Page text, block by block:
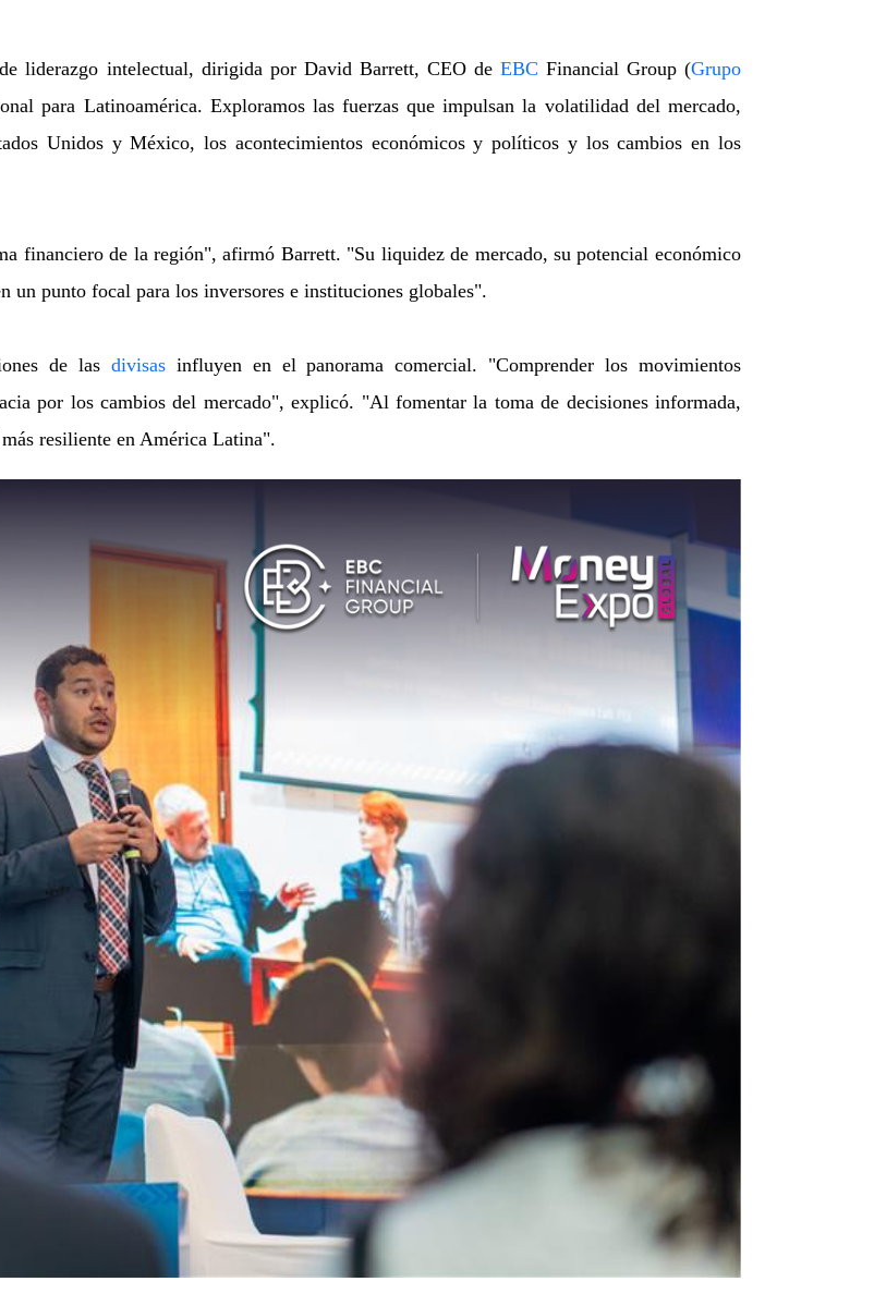
liderazgo intelectual, dirigida por David Barrett, CEO de EBC Financial Group (Grupo
para Latinoamérica. Exploramos las fuerzas que impulsan la volatilidad del mercado,
Unidos y México, los acontecimientos económicos y políticos y los cambios en los
financiero de la región", afirmó Barrett. "Su liquidez de mercado, su potencial económico
punto focal para los inversores e instituciones globales".
de las divisasinfluyen en el panorama comercial. "Comprender los movimientos
por los cambios del mercado", explicó. "Al fomentar la toma de decisiones informada,
resiliente en América Latina".